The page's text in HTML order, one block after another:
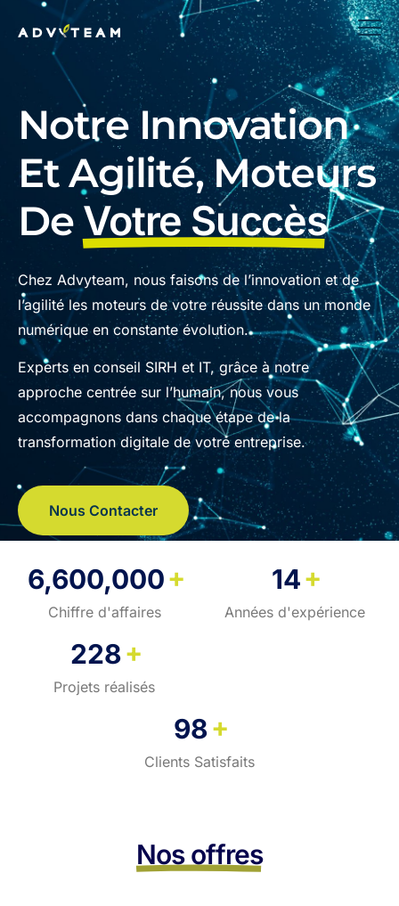
Notre Innovation
Et Agilité, Moteurs
De Votre Succès
Chez Advyteam, nous faisons de l’innovation et de
l’agilité les moteurs de votre réussite dans un monde
numérique en constante évolution.
Experts en conseil SIRH et IT, grâce à notre
approche centrée sur l’humain, nous vous
accompagnons dans chaque étape de la
transformation digitale de votre entreprise.
Nous Contacter
6,600,000+
Chiffre d'affaires
14+
Années d'expérience
228+
Projets réalisés
98+
Clients Satisfaits
Nos offres